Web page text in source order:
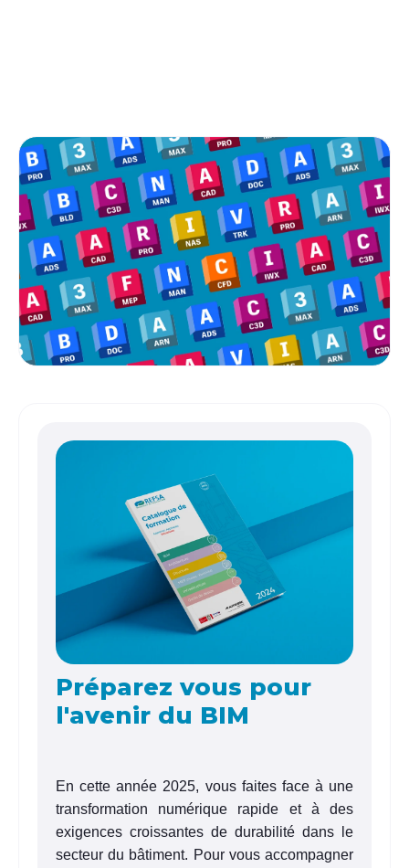
Préparez vous pour
l'avenir du BIM
En cette année 2025, vous faites face à une
transformation numérique rapide et à des
exigences croissantes de durabilité dans le
secteur du bâtiment. Pour vous accompagner